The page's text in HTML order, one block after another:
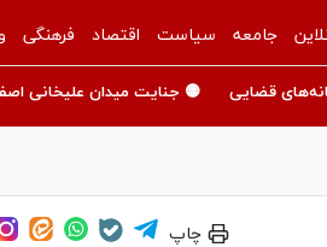
جامعه سیاست اقتصاد فرهنگی
قضایی 🟡 جنایت میدان علیخانی
چاپ